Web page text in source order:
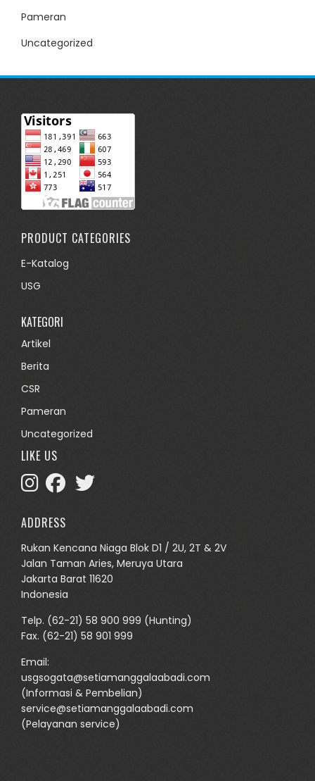
Pameran
Uncategorized
PRODUCT CATEGORIES
E-Katalog
USG
KATEGORI
Artikel
Berita
CSR
Pameran
Uncategorized
LIKE US
ADDRESS
Rukan Kencana Niaga Blok D1 / 2U, 2T & 2V
Jalan Taman Aries, Meruya Utara
Jakarta Barat 11620
Indonesia
Telp. (62-21) 58 900 999 (Hunting)
Fax. (62-21) 58 901 999
Email:
usgsogata@setiamanggalaabadi.com
(Informasi & Pembelian)
service@setiamanggalaabadi.com
(Pelayanan service)